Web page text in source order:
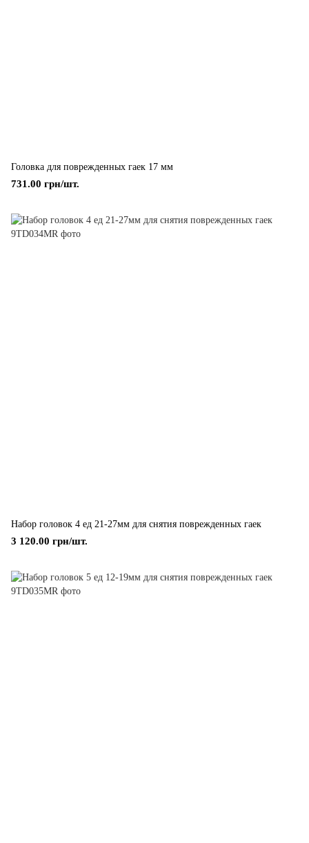
Головка для поврежденных гаек 17 мм
731.00 грн/шт.
Набор головок 4 ед 21-27мм для снятия поврежденных гаек
3 120.00 грн/шт.